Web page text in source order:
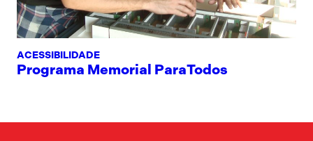
ACESSIBILIDADE
Programa Memorial ParaTodos